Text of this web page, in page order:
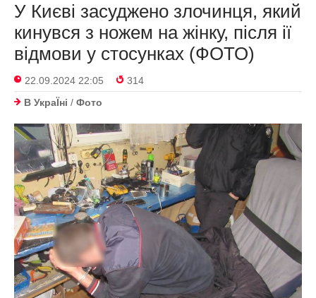
У Києві засуджено злочинця, який
кинувся з ножем на жінку, після ії
відмови у стосунках (ФОТО)
22.09.2024 22:05
314
В УкраЇнi / Фото